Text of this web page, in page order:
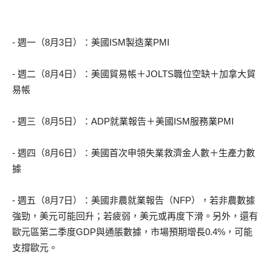
- 週一（8月3日）：美國ISM製造業PMI
- 週二（8月4日）：美國貿易帳＋JOLTS職位空缺＋加拿大貿
易帳
- 週三（8月5日）：ADP就業報告＋美國ISM服務業PMI
- 週四（8月6日）：美國首次申領失業救濟金人數＋生產力數
據
- 週五（8月7日）：美國非農就業報告（NFP），若非農數據
強勁，美元可能回升；若疲弱，美元或再度下滑。另外，還有
歐元區第二季度GDP與通脹數據，市場預期增長0.4%，可能
支撐歐元。